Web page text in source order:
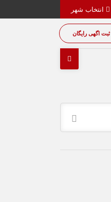
ثبت اگهی رایگان